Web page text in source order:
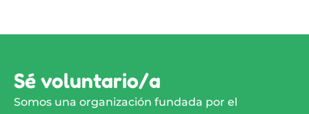
Sé voluntario/a
Somos una organización fundada por el